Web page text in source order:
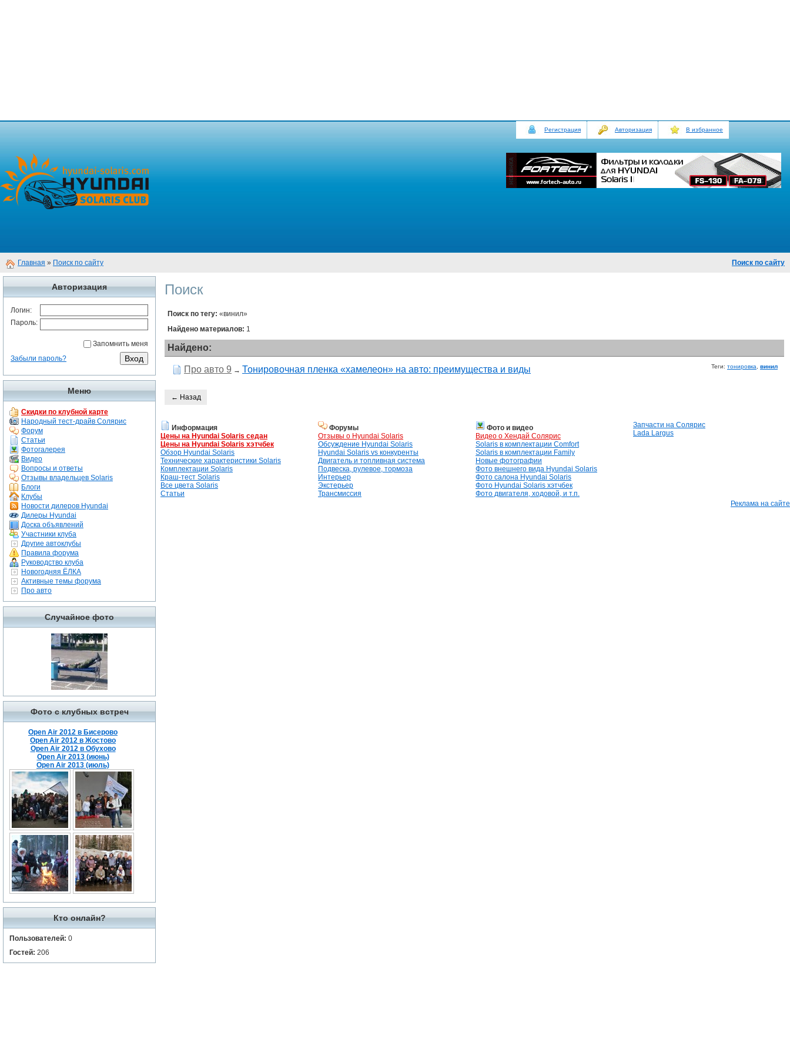
Регистрация Авторизация В избранное
Главная » Поиск по сайту Поиск по сайту
Авторизация
Логин:
Пароль:
Запомнить меня
Забыли пароль?
Меню
Скидки по клубной карте
Народный тест-драйв Солярис
Форум
Статьи
Фотогалерея
Видео
Вопросы и ответы
Отзывы владельцев Solaris
Блоги
Клубы
Новости дилеров Hyundai
Дилеры Hyundai
Доска объявлений
Участники клуба
Другие автоклубы
Правила форума
Руководство клуба
Новогодняя ЁЛКА
Активные темы форума
Про авто
Случайное фото
Фото с клубных встреч
Open Air 2012 в Бисерово
Open Air 2012 в Жостово
Open Air 2012 в Обухово
Open Air 2013 (июнь)
Open Air 2013 (июль)
Кто онлайн?
Пользователей: 0
Гостей: 206
Поиск
Поиск по тегу: «винил»
Найдено материалов: 1
Найдено:
Про авто 9 → Тонировочная пленка «хамелеон» на авто: преимущества и виды Теги: тонировка винил
← Назад
Информация
Цены на Hyundai Solaris седан
Цены на Hyundai Solaris хэтчбек
Обзор Hyundai Solaris
Технические характеристики Solaris
Комплектации Solaris
Краш-тест Solaris
Все цвета Solaris
Статьи
Форумы
Отзывы о Hyundai Solaris
Обсуждение Hyundai Solaris
Hyundai Solaris vs конкуренты
Двигатель и топливная система
Подвеска, рулевое, тормоза
Интерьер
Экстерьер
Трансмиссия
Фото и видео
Видео о Хендай Солярис
Solaris в комплектации Comfort
Solaris в комплектации Family
Новые фотографии
Фото внешнего вида Hyundai Solaris
Фото салона Hyundai Solaris
Фото Hyundai Solaris хэтчбек
Фото двигателя, ходовой, и т.п.
Запчасти на Солярис
Lada Largus
Реклама на сайте